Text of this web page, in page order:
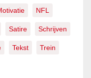
NFL
Satire Schrijven
Tekst Trein